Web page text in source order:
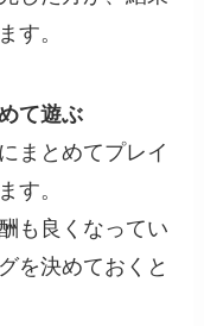
す。
て遊ぶ
まとめてプレイ
す。
も良くなってい
を決めておくと